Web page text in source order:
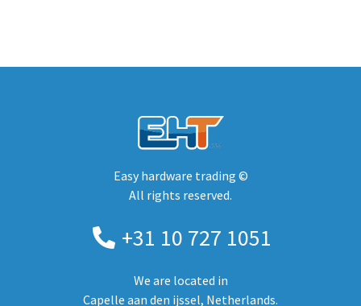
Easy hardware trading ©
All rights reserved.
+31 10 727 1051
We are located in
Capelle aan den ijssel, Netherlands.